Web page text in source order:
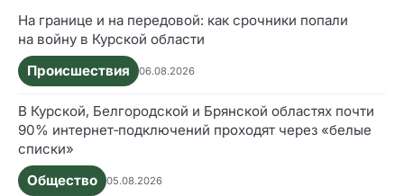
На границе и на передовой: как срочники попали
на войну в Курской области
Происшествия
06.08.2026
В Курской, Белгородской и Брянской областях почти
90% интернет‑подключений проходят через «белые
списки»
Общество
05.08.2026